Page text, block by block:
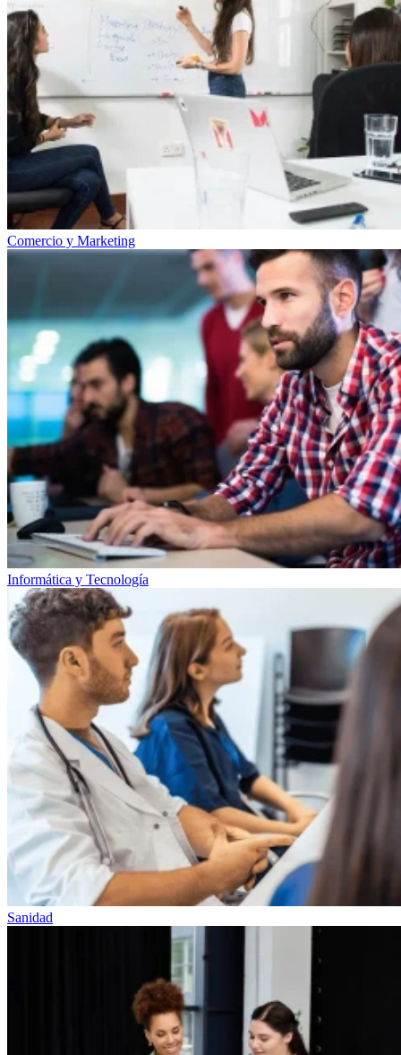
Comercio y Marketing
Informática y Tecnología
Sanidad